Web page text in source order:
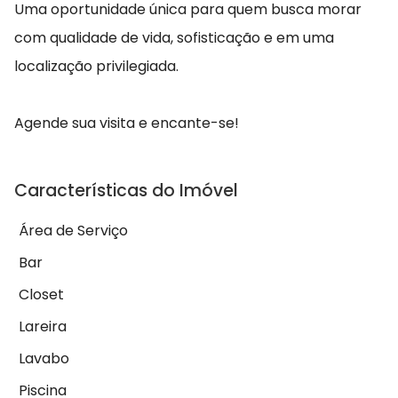
Uma oportunidade única para quem busca morar
com qualidade de vida, sofisticação e em uma
localização privilegiada.
Agende sua visita e encante-se!
Características do Imóvel
Área de Serviço
Bar
Closet
Lareira
Lavabo
Piscina